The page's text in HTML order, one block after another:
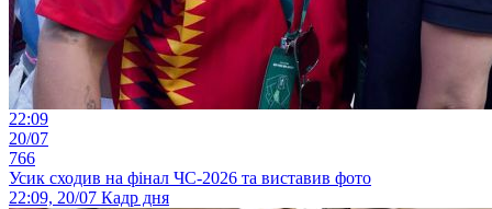
22:09
20/07
766
Усик сходив на фінал ЧС-2026 та виставив фото
22:09, 20/07 Кадр дня